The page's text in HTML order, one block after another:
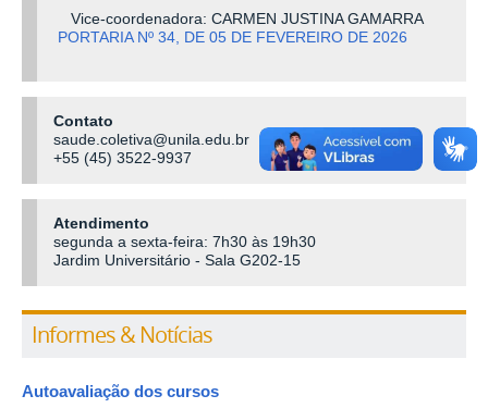
Vice-coordenadora: CARMEN JUSTINA GAMARRA
PORTARIA Nº 34, DE 05 DE FEVEREIRO DE 2026
Contato
saude.coletiva@unila.edu.br
+55 (45) 3522-9937
Atendimento
segunda a sexta-feira: 7h30 às 19h30
Jardim Universitário - Sala G202-15
Informes & Notícias
Autoavaliação dos cursos